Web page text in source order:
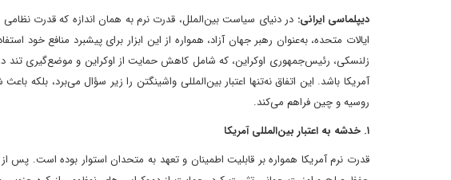
دیپلماسی ایرانی: در دنیای سیاست بین‌الملل، قدرت نرم به همان اندازه که قدرت
ایالات متحده، به‌عنوان رهبر جهان آزاد، همواره از این ابزار برای پیشبرد منافع خود
زلنسکی، رئیس‌جمهوری اوکراین، که شامل کاهش حمایت از اوکراین و موضع‌گیری تند در
آمریکا باشد. این اتفاق نه‌تنها اعتبار بین‌المللی واشینگتن را زیر سؤال می‌برد،
روسیه و چین فراهم می‌کند.
۱. خدشه به اعتبار بین‌المللی آمریکا
قدرت نرم آمریکا همواره بر قابلیت اطمینان و تعهد به متحدان استوار بوده است. پس